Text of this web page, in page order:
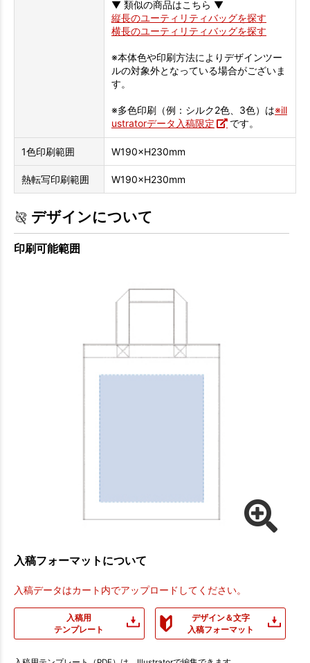
▼ 類似の商品はこちら ▼
縦長のユーティリティバッグを探す
横長のユーティリティバッグを探す
※本体色や印刷方法によりデザインツー
ルの対象外となっている場合がございま
す。
※多色印刷（例：シルク2色、3色）は※ill
ustratorデータ入稿限定
です。
1色印刷範囲 W190×H230mm
熱転写印刷範囲 W190×H230mm
デザインについて
印刷可能範囲
入稿フォーマットについて
入稿データはカート内でアップロードしてください。
入稿用
テンプレート
デザイン＆文字
入稿フォーマット